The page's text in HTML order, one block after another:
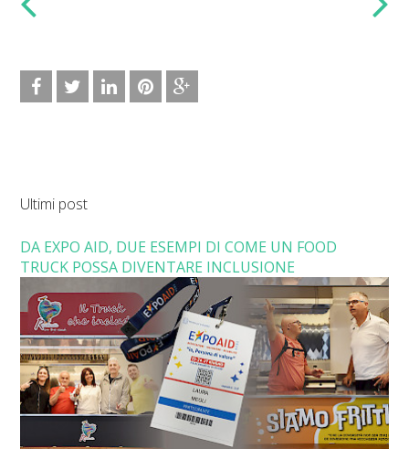
Ultimi post
DA EXPO AID, DUE ESEMPI DI COME UN FOOD
TRUCK POSSA DIVENTARE INCLUSIONE